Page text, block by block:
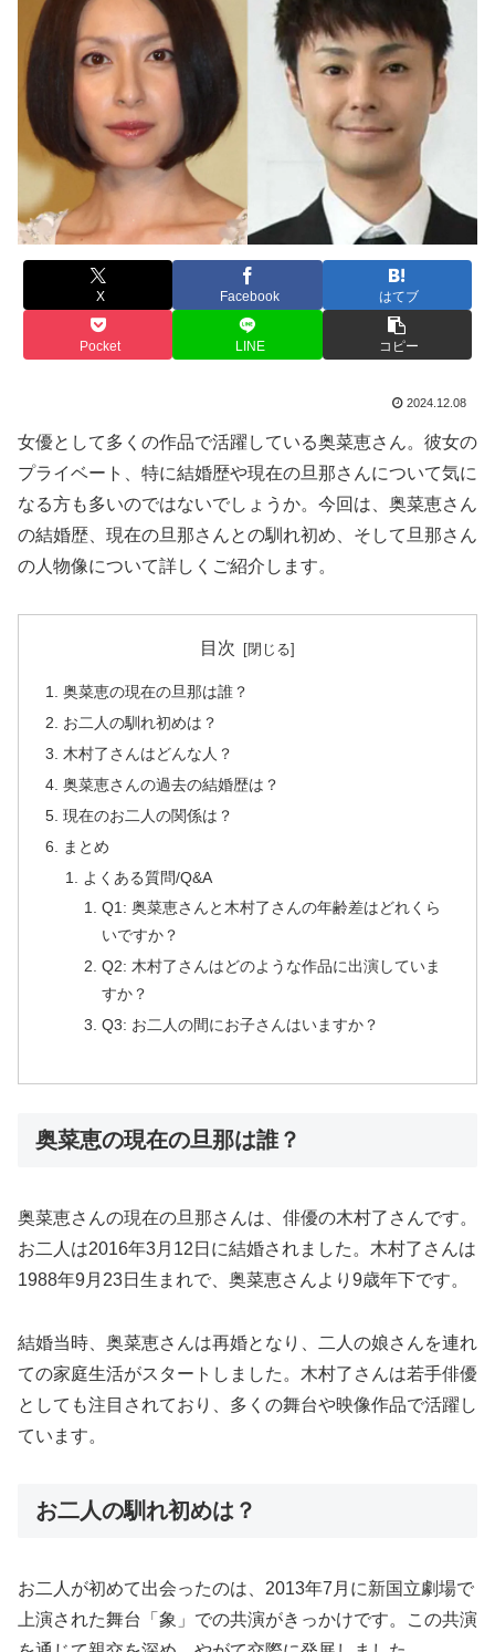
X Facebook はてブ
Pocket LINE コピー
2024.12.08
女優として多くの作品で活躍している奥菜恵さん。彼女の
プライベート、特に結婚歴や現在の旦那さんについて気に
なる方も多いのではないでしょうか。今回は、奥菜恵さん
の結婚歴、現在の旦那さんとの馴れ初め、そして旦那さん
の人物像について詳しくご紹介します。
目次
奥菜恵の現在の旦那は誰？
お二人の馴れ初めは？
木村了さんはどんな人？
奥菜恵さんの過去の結婚歴は？
現在のお二人の関係は？
まとめ
よくある質問/Q&A
Q1: 奥菜恵さんと木村了さんの年齢差はどれくら
いですか？
Q2: 木村了さんはどのような作品に出演していま
すか？
Q3: お二人の間にお子さんはいますか？
奥菜恵の現在の旦那は誰？
奥菜恵さんの現在の旦那さんは、俳優の木村了さんです。
お二人は2016年3月12日に結婚されました。木村了さんは
1988年9月23日生まれで、奥菜恵さんより9歳年下です。
結婚当時、奥菜恵さんは再婚となり、二人の娘さんを連れ
ての家庭生活がスタートしました。木村了さんは若手俳優
としても注目されており、多くの舞台や映像作品で活躍し
ています。
お二人の馴れ初めは？
お二人が初めて出会ったのは、2013年7月に新国立劇場で
上演された舞台「象」での共演がきっかけです。この共演